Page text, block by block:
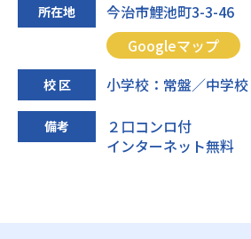
所在地
今治市鯉池町3-3-46
Googleマップ
校 区 小学校：常盤／中学
備考
２口コンロ付
インターネット無料